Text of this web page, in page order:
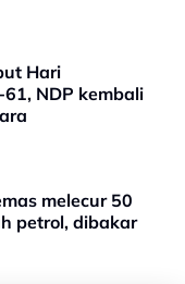
Hari
NDP kembali
melecur 50
petrol, dibakar